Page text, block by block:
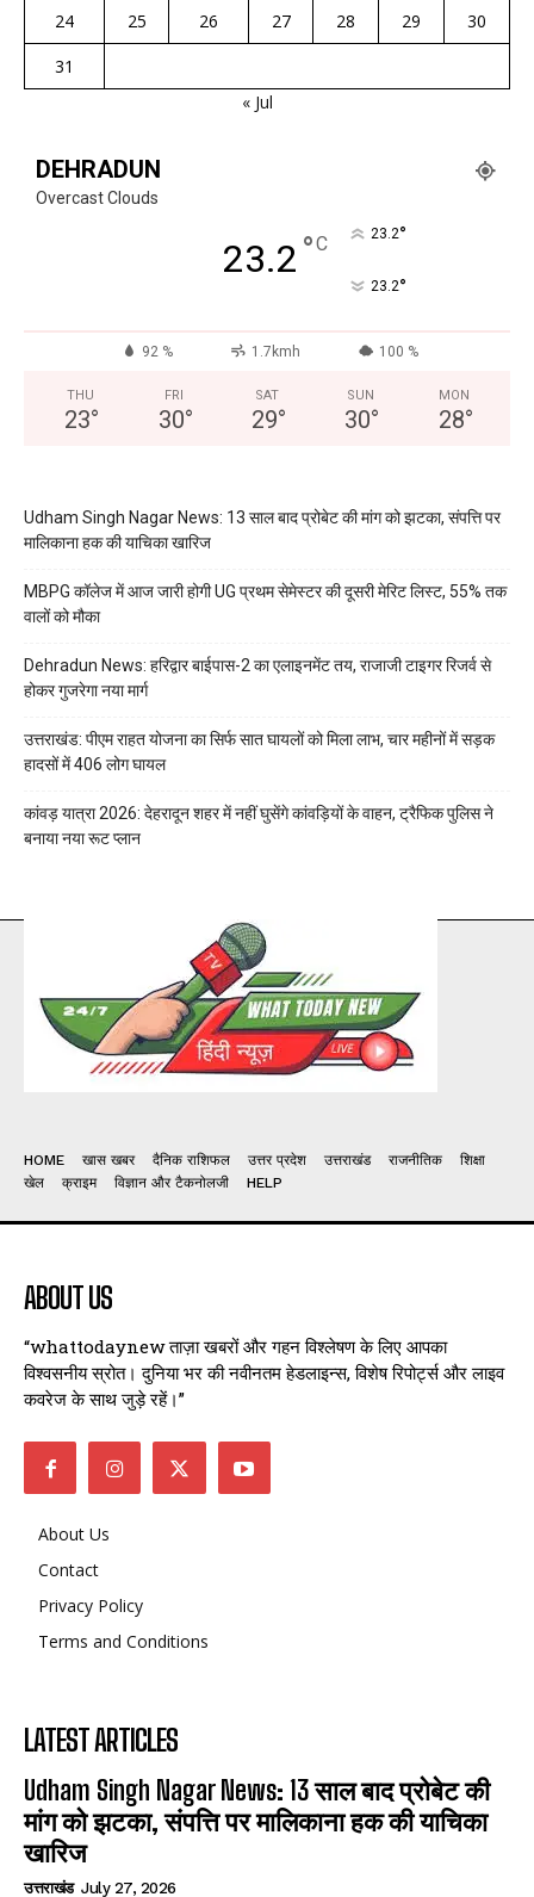
24 25 26 27 28 29
30
31
« Jul
DEHRADUN
Overcast Clouds
23.2 °C 23.2°
23.2°
92 % 1.7kmh 100 %
THU
23°
FRI
30°
SAT
29°
SUN
30°
MON
28°
Udham Singh Nagar News: 13 साल बाद प्रोबेट की मांग को झटका, संपत्ति पर
मालिकाना हक की याचिका खारिज
MBPG कॉलेज में आज जारी होगी UG प्रथम सेमेस्टर की दूसरी मेरिट लिस्ट, 55% तक
वालों को मौका
Dehradun News: हरिद्वार बाईपास-2 का एलाइनमेंट तय, राजाजी टाइगर रिजर्व से
होकर गुजरेगा नया मार्ग
उत्तराखंड: पीएम राहत योजना का सिर्फ सात घायलों को मिला लाभ, चार महीनों में सड़क
हादसों में 406 लोग घायल
कांवड़ यात्रा 2026: देहरादून शहर में नहीं घुसेंगे कांवड़ियों के वाहन, ट्रैफिक पुलिस ने
बनाया नया रूट प्लान
HOME खास खबर दैनिक राशिफल उत्तर प्रदेश उत्तराखंड राजनीतिक
शिक्षा
खेल
क्राइम विज्ञान और टैकनोलजी HELP
ABOUT US
“whattodaynew ताज़ा खबरों और गहन विश्लेषण के लिए आपका
विश्वसनीय स्रोत। दुनिया भर की नवीनतम हेडलाइन्स, विशेष रिपोर्ट्स और लाइव
कवरेज के साथ जुड़े रहें।”
About Us
Contact
Privacy Policy
Terms and Conditions
LATEST ARTICLES
Udham Singh Nagar News: 13 साल बाद प्रोबेट की
मांग को झटका, संपत्ति पर मालिकाना हक की याचिका
खारिज
उत्तराखंड July 27, 2026